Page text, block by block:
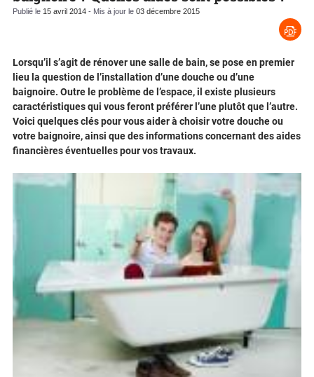
Publié le 15 avril 2014 - Mis à jour le 03 décembre 2015
Lorsqu’il s’agit de rénover une salle de bain, se pose en premier
lieu la question de l’installation d’une douche ou d’une
baignoire. Outre le problème de l’espace, il existe plusieurs
caractéristiques qui vous feront préférer l’une plutôt que l’autre.
Voici quelques clés pour vous aider à choisir votre douche ou
votre baignoire, ainsi que des informations concernant des aides
financières éventuelles pour vos travaux.